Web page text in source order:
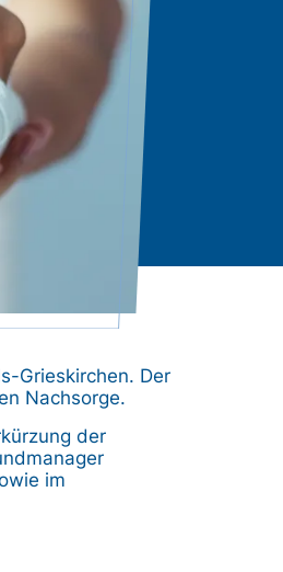
Grieskirchen. Der
Nachsorge.
der
im